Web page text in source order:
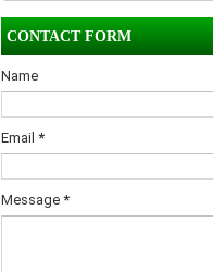
CONTACT FORM
Name
Email *
Message *